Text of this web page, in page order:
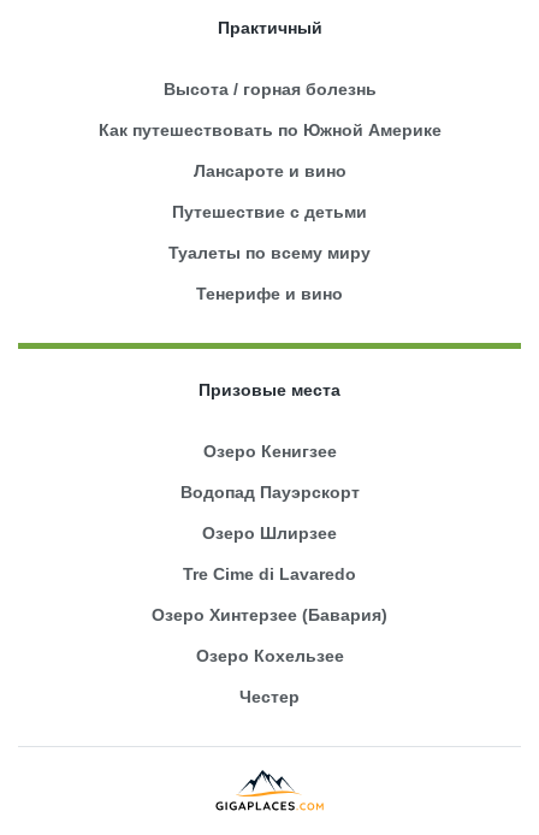
Практичный
Высота / горная болезнь
Как путешествовать по Южной Америке
Лансароте и вино
Путешествие с детьми
Туалеты по всему миру
Тенерифе и вино
Призовые места
Озеро Кенигзее
Водопад Пауэрскорт
Озеро Шлирзее
Tre Cime di Lavaredo
Озеро Хинтерзее (Бавария)
Озеро Кохельзее
Честер